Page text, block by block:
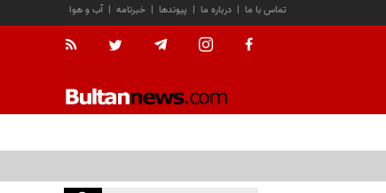
آب و هوا | خبرنامه | پیوندها | درباره ما | تماس با ما